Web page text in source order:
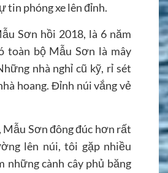
tin phóng xe lên đỉnh.
Sơn hồi 2018, là 6 năm
toàn bộ Mẫu Sơn là mây
nhà nghỉ cũ kỹ, rỉ sét
hoang. Đỉnh núi vắng vẻ
Mẫu Sơn đông đúc hơn rất
lên núi, tôi gặp nhiều
những cành cây phủ băng